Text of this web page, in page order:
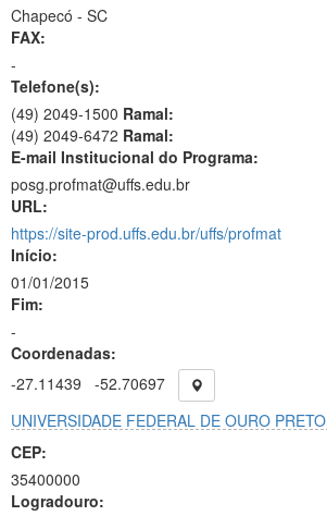
Chapecó - SC
FAX:
-
Telefone(s):
(49) 2049-1500 Ramal:
(49) 2049-6472 Ramal:
E-mail Institucional do Programa:
posg.profmat@uffs.edu.br
URL:
https://site-prod.uffs.edu.br/uffs/profmat
Início:
01/01/2015
Fim:
-
Coordenadas:
-27.11439
-52.70697
UNIVERSIDADE FEDERAL DE OURO PRETO
CEP:
35400000
Logradouro: